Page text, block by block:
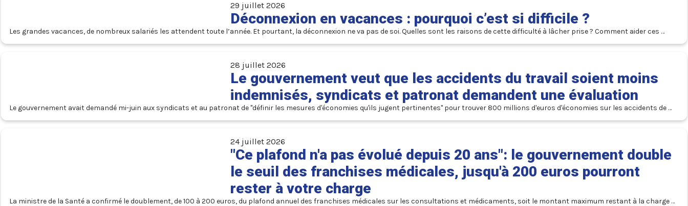
29 juillet 2026
Déconnexion en vacances : pourquoi c’est si difficile ?
Les grandes vacances, de nombreux salariés les attendent toute l’année. Et pourtant, la déconnexion ne va pas de soi. Quelles sont les raisons de cette difficulté à lâcher prise ? Comment aider ces
28 juillet 2026
Le gouvernement veut que les accidents du travail soient moins
indemnisés, syndicats et patronat demandent une évaluation
Le gouvernement avait demandé mi-juin aux syndicats et au patronat de "définir les mesures d'économies qu'ils jugent pertinentes" pour trouver 800 millions d'euros d'économies sur les accidents de
24 juillet 2026
"Ce plafond n'a pas évolué depuis 20 ans": le gouvernement double
le seuil des franchises médicales, jusqu'à 200 euros pourront
rester à votre charge
La ministre de la Santé a confirmé le doublement, de 100 à 200 euros, du plafond annuel des franchises médicales sur les consultations et médicaments, soit le montant maximum restant à la charge